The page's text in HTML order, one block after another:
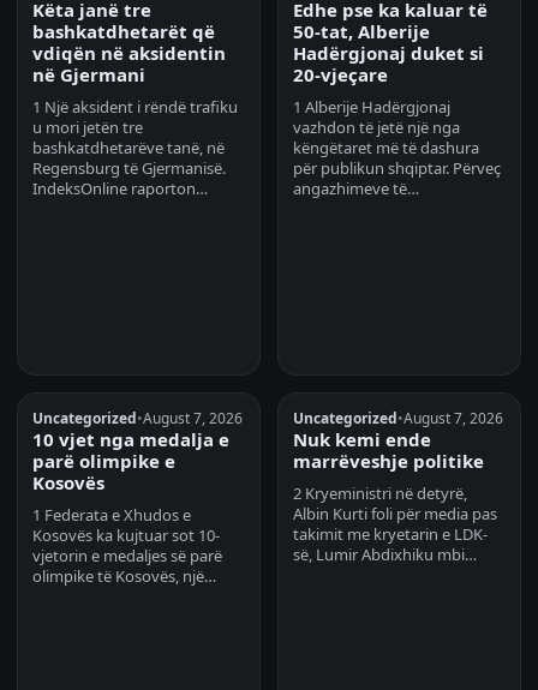
Këta janë tre
bashkatdhetarët që
vdiqën në aksidentin
në Gjermani
1 Një aksident i rëndë trafiku
u mori jetën tre
bashkatdhetarëve tanë, në
Regensburg të Gjermanisë.
IndeksOnline raporton…
Edhe pse ka kaluar të
50-tat, Alberije
Hadërgjonaj duket si
20-vjeçare
1 Alberije Hadërgjonaj
vazhdon të jetë një nga
këngëtaret më të dashura
për publikun shqiptar. Përveç
angazhimeve të…
Uncategorized•August 7, 2026
10 vjet nga medalja e
parë olimpike e
Kosovës
1 Federata e Xhudos e
Kosovës ka kujtuar sot 10-
vjetorin e medaljes së parë
olimpike të Kosovës, një…
Uncategorized•August 7, 2026
Nuk kemi ende
marrëveshje politike
2 Kryeministri në detyrë,
Albin Kurti foli për media pas
takimit me kryetarin e LDK-
së, Lumir Abdixhiku mbi…